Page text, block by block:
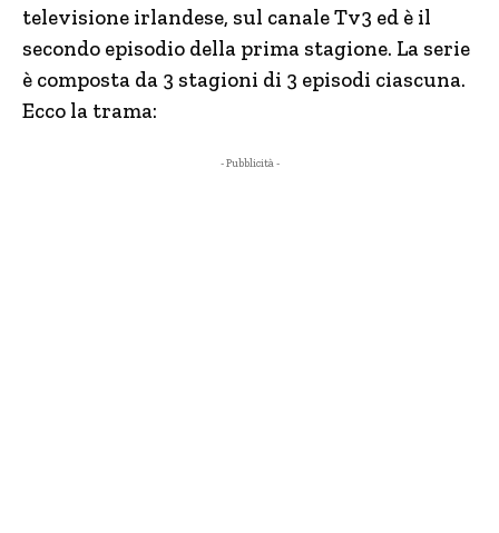
televisione irlandese, sul canale Tv3 ed è il
secondo episodio della prima stagione. La serie
è composta da 3 stagioni di 3 episodi ciascuna.
Ecco la trama:
- Pubblicità -